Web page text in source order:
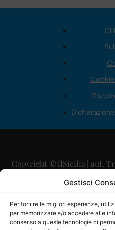
Gestisci
Per fornire le migliori esperienze,
per memorizzare e/o accedere alle
consenso a queste tecnologie ci
Cookie
Copyright © ilSicilia | aut.
29/09/
Direttore Editoriale: